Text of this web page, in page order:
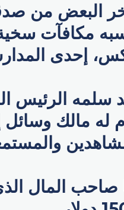
البعض من
مكافآت
إحدى
له مالك وسائل
صاحب المال